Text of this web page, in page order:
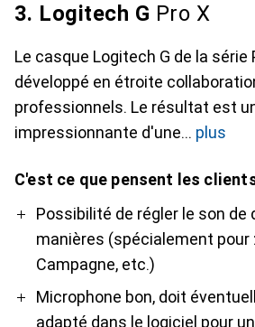
3. Logitech G Pro X
Le casque Logitech G de la série
développé en étroite
professionnels. Le résultat est
impressionnante d'une
plus
C'est ce que pensent les
ProPossibilité de régler le son
manières (spécialement pour
Campagne, etc.)
Microphone bon, doit
adapté dans le logiciel pour
Contre